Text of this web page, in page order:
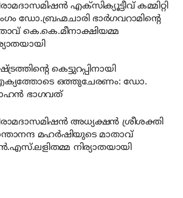
എക്‌സിക്യൂട്ടീവ് കമ്മിറ്റി
ഡോ.ബ്രഹ്മചാരി ഭാര്‍ഗവറാമിന്റെ
കെ.കെ.മീനാക്ഷിയമ്മ
കെട്ടുറപ്പിനായി
ഒത്തുചേരണം: ഡോ.
ഭാഗവത്
അധ്യക്ഷന്‍ ശ്രീശക്തി
മഹര്‍ഷിയുടെ മാതാവ്
നിര്യാതയായി